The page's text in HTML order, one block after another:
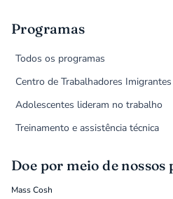
Programas
Todos os programas
Centro de Trabalhadores Imigrantes
Adolescentes lideram no trabalho
Treinamento e assistência técnica
Doe por meio de nossos
Mass Cosh